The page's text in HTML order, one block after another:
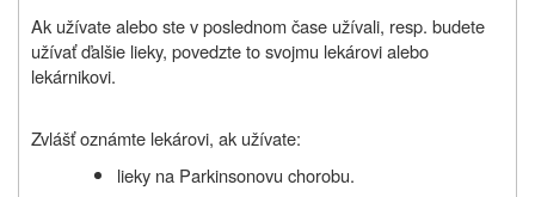
Ak užívate alebo ste v poslednom čase užívali, resp. budete
užívať ďalšie lieky, povedzte to svojmu lekárovi alebo
lekárnikovi.
Zvlášť oznámte lekárovi, ak užívate:
lieky na Parkinsonovu chorobu.